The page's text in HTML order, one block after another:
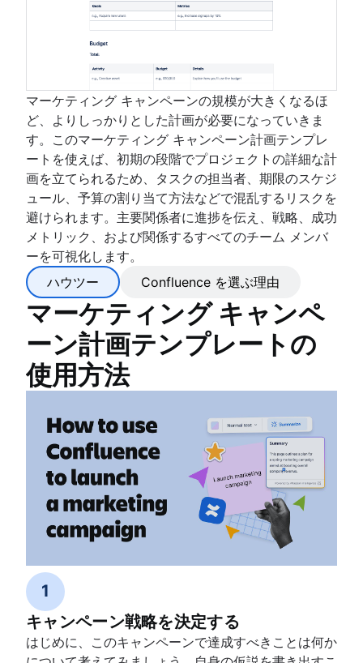
マーケティング キャンペーンの規模が大きくなるほ
ど、よりしっかりとした計画が必要になっていきま
す。このマーケティング キャンペーン計画テンプレ
ートを使えば、初期の段階でプロジェクトの詳細な計
画を立てられるため、タスクの担当者、期限のスケジ
ュール、予算の割り当て方法などで混乱するリスクを
避けられます。主要関係者に進捗を伝え、戦略、成功
メトリック、および関係するすべてのチーム メンバ
ーを可視化します。
ハウツー
Confluence を選ぶ理由
マーケティング キャンペ
ーン計画テンプレートの
使用方法
1
キャンペーン戦略を決定する
はじめに、このキャンペーンで達成すべきことは何か